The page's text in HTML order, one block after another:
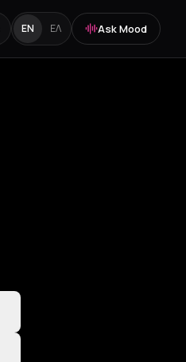
EN ΕΛ Ask Mood